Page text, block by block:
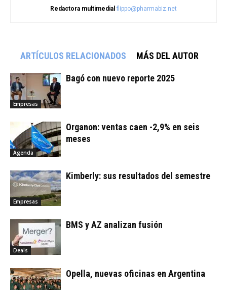
Redactora multimedial flippo@pharmabiz.net
ARTÍCULOS RELACIONADOS MÁS DEL AUTOR
Empresas
Bagó con nuevo reporte 2025
Agenda
Organon: ventas caen -2,9% en seis
meses
Empresas
Kimberly: sus resultados del semestre
Deals
BMS y AZ analizan fusión
Opella, nuevas oficinas en Argentina